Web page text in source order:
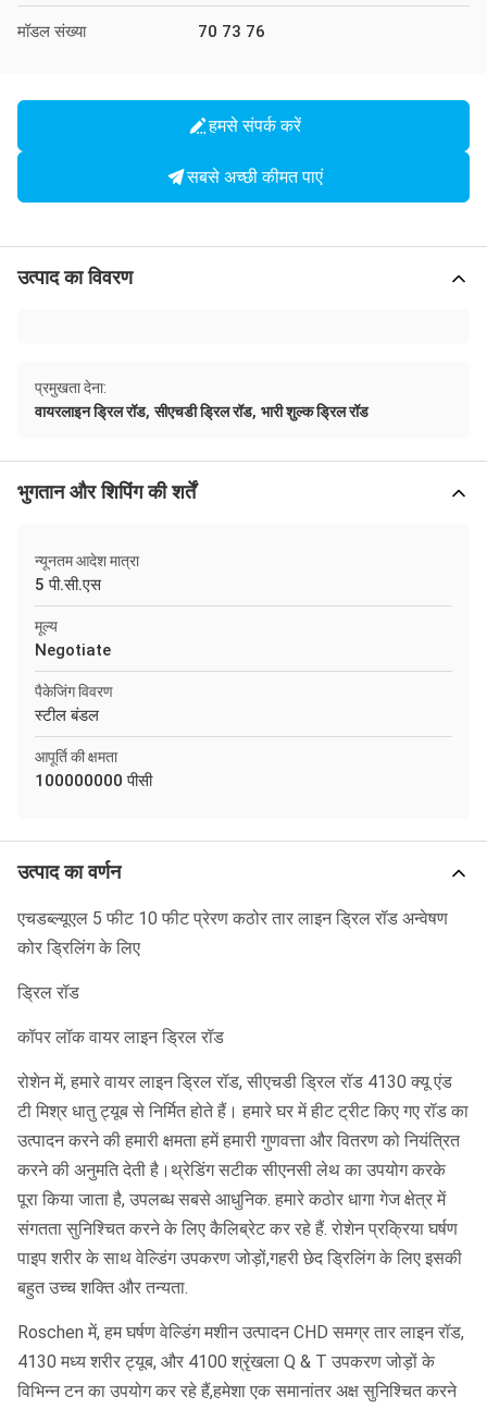
मॉडल संख्या 70 73 76
हमसे संपर्क करें
सबसे अच्छी कीमत पाएं
उत्पाद का विवरण
प्रमुखता देना:
वायरलाइन ड्रिल रॉड,सीएचडी ड्रिल रॉड, भारी शुल्क ड्रिल रॉड
भुगतान और शिपिंग की शर्तें
न्यूनतम आदेश मात्रा
5 पी.सी.एस
मूल्य
Negotiate
पैकेजिंग विवरण
स्टील बंडल
आपूर्ति की क्षमता
100000000 पीसी
उत्पाद का वर्णन
एचडब्ल्यूएल 5 फीट 10 फीट प्रेरण कठोर तार लाइन ड्रिल रॉड अन्वेषण
कोर ड्रिलिंग के लिए
ड्रिल रॉड
कॉपर लॉक वायर लाइन ड्रिल रॉड
रोशेन में, हमारे वायर लाइन ड्रिल रॉड, सीएचडी ड्रिल रॉड 4130 क्यू एंड
टी मिश्र धातु ट्यूब से निर्मित होते हैं। हमारे घर में हीट ट्रीट किए गए रॉड का
उत्पादन करने की हमारी क्षमता हमें हमारी गुणवत्ता और वितरण को नियंत्रित
करने की अनुमति देती है।थ्रेडिंग सटीक सीएनसी लेथ का उपयोग करके
पूरा किया जाता है, उपलब्ध सबसे आधुनिक. हमारे कठोर धागा गेज क्षेत्र में
संगतता सुनिश्चित करने के लिए कैलिब्रेट कर रहे हैं. रोशेन प्रक्रिया घर्षण
पाइप शरीर के साथ वेल्डिंग उपकरण जोड़ों,गहरी छेद ड्रिलिंग के लिए इसकी
बहुत उच्च शक्ति और तन्यता.
Roschen में, हम घर्षण वेल्डिंग मशीन उत्पादन CHD समग्र तार लाइन रॉड,
4130 मध्य शरीर ट्यूब, और 4100 श्रृंखला Q & T उपकरण जोड़ों के
विभिन्न टन का उपयोग कर रहे हैं,हमेशा एक समानांतर अक्ष सुनिश्चित करने